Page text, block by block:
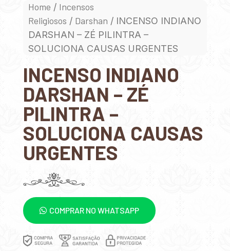
Home / Incensos
Religiosos / Darshan / INCENSO INDIANO
DARSHAN – ZÉ PILINTRA –
SOLUCIONA CAUSAS URGENTES
INCENSO INDIANO
DARSHAN – ZÉ
PILINTRA –
SOLUCIONA CAUSAS
URGENTES
COMPRAR NO WHATSAPP